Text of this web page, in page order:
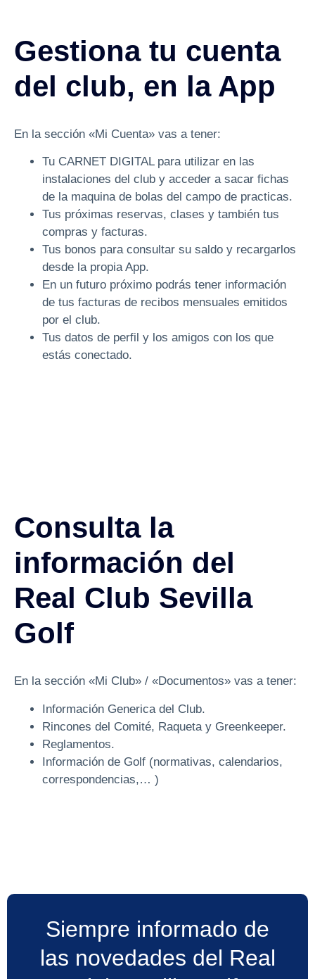
Gestiona tu cuenta
del club, en la App
En la sección «Mi Cuenta» vas a tener:
Tu CARNET DIGITAL para utilizar en las
instalaciones del club y acceder a sacar fichas
de la maquina de bolas del campo de practicas.
Tus próximas reservas, clases y también tus
compras y facturas.
Tus bonos para consultar su saldo y recargarlos
desde la propia App.
En un futuro próximo podrás tener información
de tus facturas de recibos mensuales emitidos
por el club.
Tus datos de perfil y los amigos con los que
estás conectado.
Consulta la
información del
Real Club Sevilla
Golf
En la sección «Mi Club» / «Documentos» vas a tener:
Información Generica del Club.
Rincones del Comité, Raqueta y Greenkeeper.
Reglamentos.
Información de Golf (normativas, calendarios,
correspondencias,… )
Siempre informado de
las novedades del Real